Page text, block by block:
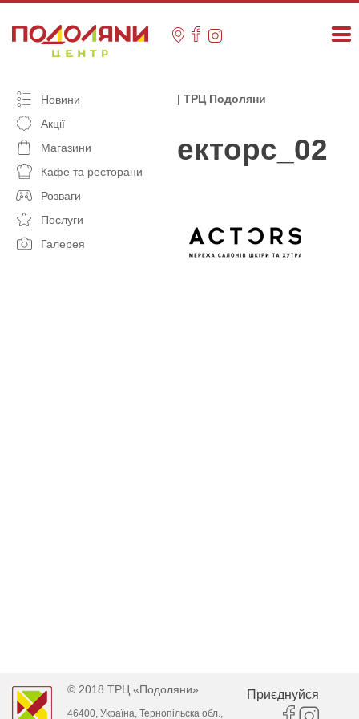
content
Новини
Акції
Магазини
Кафе та ресторани
Розваги
Послуги
Галерея
| ТРЦ Подоляни
екторс_02
© 2018 ТРЦ «Подоляни»
46400, Україна, Тернопільска обл.,
Приєднуйся